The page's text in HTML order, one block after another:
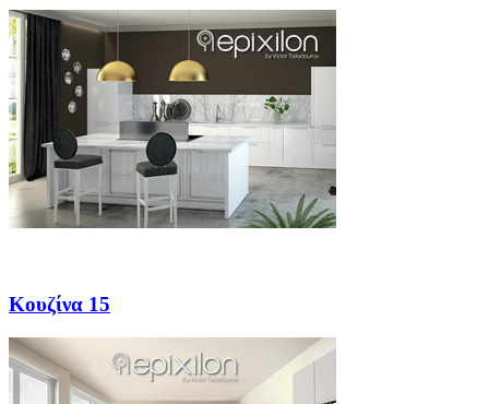
Κουζίνα 15